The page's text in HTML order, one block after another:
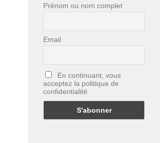
Prénom ou nom complet
Email
En continuant, vous
acceptez la politique de
confidentialité